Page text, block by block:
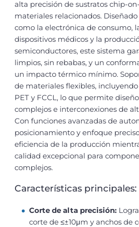
alta precisión de sustratos chip-
materiales relacionados.
como la electrónica de consumo,
dispositivos médicos y la
semiconductores, este sistema
limpios, sin rebabas, y un
un impacto térmico mínimo.
de materiales flexibles,
PET y FCCL, lo que permite
complejos e interconexiones de
Con funciones avanzadas de
posicionamiento y enfoque
eficiencia de la producción
calidad excepcional para
complejos.
Características principales:
Corte de alta precisión:
corte de ≤±10μm y anchos de